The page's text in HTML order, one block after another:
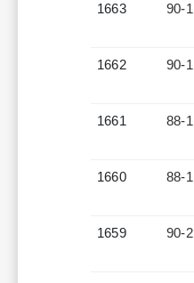
1663 90-1
1662 90-1
1661 88-1
1660 88-1
1659 90-2